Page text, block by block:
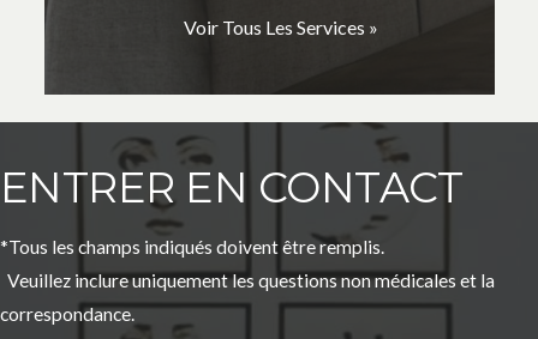
Voir Tous Les Services »
ENTRER EN CONTACT
*Tous les champs indiqués doivent être remplis.
Veuillez inclure uniquement les questions non médicales et la
correspondance.